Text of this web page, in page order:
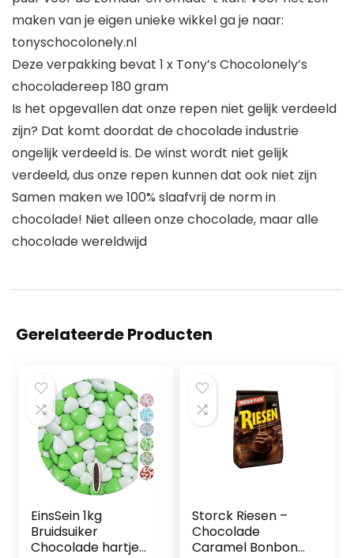
maken van je eigen unieke wikkel ga je naar:
tonyschocolonely.nl
Deze verpakking bevat 1 x Tony’s Chocolonely’s
chocoladereep 180 gram
Is het opgevallen dat onze repen niet gelijk verdeeld
zijn? Dat komt doordat de chocolade industrie
ongelijk verdeeld is. De winst wordt niet gelijk
verdeeld, dus onze repen kunnen dat ook niet zijn
Samen maken we 100% slaafvrij de norm in
chocolade! Niet alleen onze chocolade, maar alle
chocolade wereldwijd
Gerelateerde Producten
EinsSein 1kg
Bruidsuiker
Chocolade hartjes
Storck Riesen –
Chocolade
Caramel Bonbons